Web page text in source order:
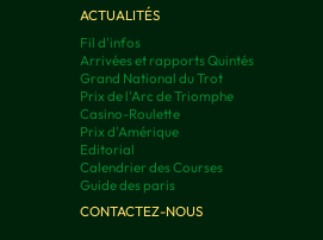
ACTUALITÉS
Fil d'infos
Arrivées et rapports Quintés
Grand National du Trot
Prix de l'Arc de Triomphe
Casino-Roulette
Prix d'Amérique
Editorial
Calendrier des Courses
Guide des paris
CONTACTEZ-NOUS